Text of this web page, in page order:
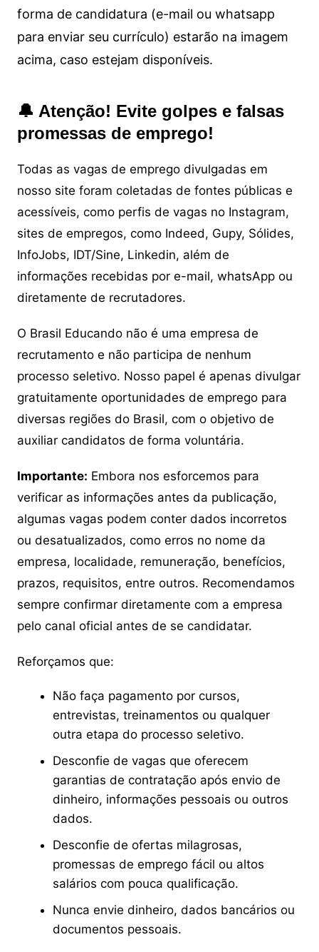
forma de candidatura (e-mail ou whatsapp
para enviar seu currículo) estarão na imagem
acima, caso estejam disponíveis.
🔔 Atenção! Evite golpes e falsas
promessas de emprego!
Todas as vagas de emprego divulgadas em
nosso site foram coletadas de fontes públicas e
acessíveis, como perfis de vagas no Instagram,
sites de empregos, como Indeed, Gupy, Sólides,
InfoJobs, IDT/Sine, Linkedin, além de
informações recebidas por e-mail, whatsApp ou
diretamente de recrutadores.
O Brasil Educando não é uma empresa de
recrutamento e não participa de nenhum
processo seletivo. Nosso papel é apenas divulgar
gratuitamente oportunidades de emprego para
diversas regiões do Brasil, com o objetivo de
auxiliar candidatos de forma voluntária.
Importante: Embora nos esforcemos para
verificar as informações antes da publicação,
algumas vagas podem conter dados incorretos
ou desatualizados, como erros no nome da
empresa, localidade, remuneração, benefícios,
prazos, requisitos, entre outros. Recomendamos
sempre confirmar diretamente com a empresa
pelo canal oficial antes de se candidatar.
Reforçamos que:
Não faça pagamento por cursos,
entrevistas, treinamentos ou qualquer
outra etapa do processo seletivo.
Desconfie de vagas que oferecem
garantias de contratação após envio de
dinheiro, informações pessoais ou outros
dados.
Desconfie de ofertas milagrosas,
promessas de emprego fácil ou altos
salários com pouca qualificação.
Nunca envie dinheiro, dados bancários ou
documentos pessoais.